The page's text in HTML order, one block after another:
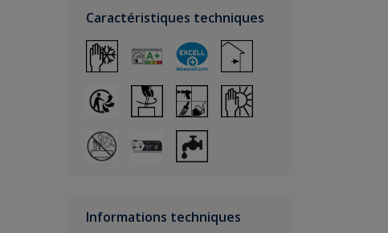
Caractéristiques techniques
Informations techniques